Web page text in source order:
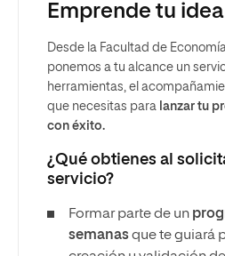
Emprende tu
Desde la Facultad de
ponemos a tu alcance un
herramientas, el
que necesitas para lanzar tu
con éxito.
¿Qué obtienes al
servicio?
Formar parte de un
semanasque te guiará